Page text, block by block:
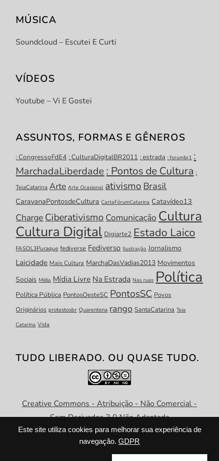
Este site utiliza cookies para melhorar sua experiência de
navegação. GDPR
MÚSICA
Soundcloud – Escutei E Curti
VÍDEOS
Youtube – Vi E Gostei
ASSUNTOS, FORMAS E GÊNEROS
: CongressoFdE4 : CulturaDigitalBR2011 : estrada : forumbr1 :
MarchadaLiberdade : Pontos de Cultura :
TeiaCatarina Arte Arte Ocasional ativismo Brasil
CaravanaPontosdeCultura CartaFórumCatarina Catavídeo13
Charge Ciberativismo Comunicação Cultura
Cultura Digital Digiarte2 Estado Laico
FASOL3Puraque fediverse Fediverso Ilustração Jornalismo
Laicidade Mais Cultura MarchaDasVadias2013 Movimentos
Sociais Mídia Mídia Livre Na Estrada Nas ruas Política
Política Pública PontosOesteSC PontosSC Povos
Originários protestosbr Quarentena rango SantaCatarina Teia
Catarina Vida
TUDO LIBERADO. OU QUASE TUDO.
Creative Commons - Atribuição - Não Comercial -
Sem Derivados 3.0 Não Adaptada